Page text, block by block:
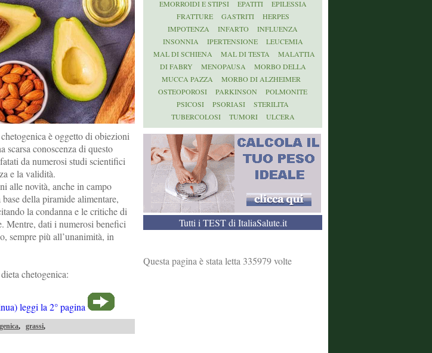
è oggetto di obiezioni
conoscenza di questo
da numerosi studi scientifici
e la validità.
alle novità, anche in campo
della piramide alimentare,
la condanna e le critiche di
Mentre, dati i numerosi benefici
sempre più all’unanimità, in
chetogenica:
leggi la 2° pagina
, grassi,
EMORROIDI E STIPSI
EPATITI
EPILESSIA
FRATTURE
GASTRITI
HERPES
IMPOTENZA
INFARTO
INFLUENZA
INSONNIA
IPERTENSIONE
LEUCEMIA
MAL DI SCHIENA
MAL DI TESTA
MALATTIA
DI FABRY
MENOPAUSA
MORBO DELLA
MUCCA PAZZA
MORBO DI ALZHEIMER
OSTEOPOROSI
PARKINSON
POLMONITE
PSICOSI
PSORIASI
STERILITA
TUBERCOLOSI
TUMORI ULCERA
Tutti i TEST di ItaliaSalute.it
Questa pagina è stata letta 335979 volte